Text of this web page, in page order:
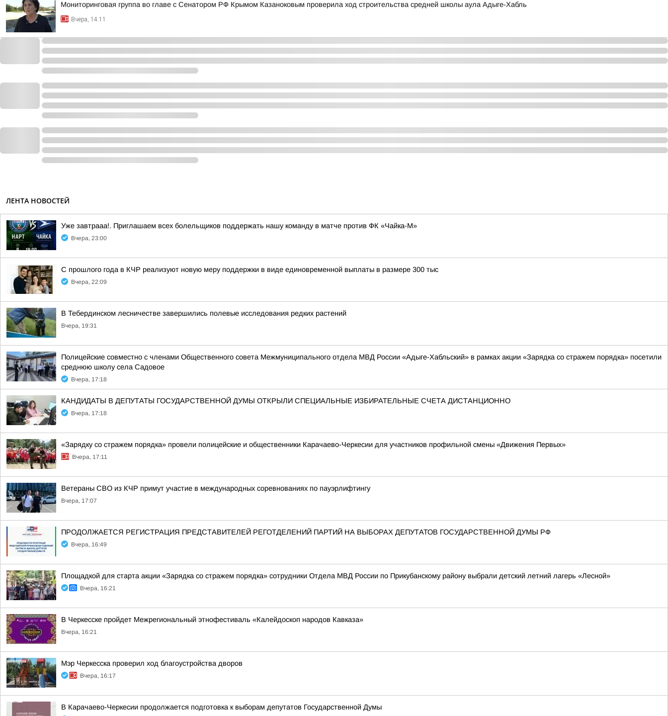
Мониторинговая группа во главе с Сенатором РФ Крымом Казаноковым проверила ход строительства средней школы аула Адыге-Хабль
Вчера, 14:11
ЛЕНТА НОВОСТЕЙ
Уже завтрааа!. Приглашаем всех болельщиков поддержать нашу команду в матче против ФК «Чайка-М»
Вчера, 23:00
С прошлого года в КЧР реализуют новую меру поддержки в виде единовременной выплаты в размере 300 тыс
Вчера, 22:09
В Тебердинском лесничестве завершились полевые исследования редких растений
Вчера, 19:31
Полицейские совместно с членами Общественного совета Межмуниципального отдела МВД России «Адыге-Хабльский» в рамках акции «Зарядка со стражем порядка» посетили
среднюю школу села Садовое
Вчера, 17:18
КАНДИДАТЫ В ДЕПУТАТЫ ГОСУДАРСТВЕННОЙ ДУМЫ ОТКРЫЛИ СПЕЦИАЛЬНЫЕ ИЗБИРАТЕЛЬНЫЕ СЧЕТА ДИСТАНЦИОННО
Вчера, 17:18
«Зарядку со стражем порядка» провели полицейские и общественники Карачаево-Черкесии для участников профильной смены «Движения Первых»
Вчера, 17:11
Ветераны СВО из КЧР примут участие в международных соревнованиях по пауэрлифтингу
Вчера, 17:07
ПРОДОЛЖАЕТСЯ РЕГИСТРАЦИЯ ПРЕДСТАВИТЕЛЕЙ РЕГОТДЕЛЕНИЙ ПАРТИЙ НА ВЫБОРАХ ДЕПУТАТОВ ГОСУДАРСТВЕННОЙ ДУМЫ РФ
Вчера, 16:49
Площадкой для старта акции «Зарядка со стражем порядка» сотрудники Отдела МВД России по Прикубанскому району выбрали детский летний лагерь «Лесной»
Вчера, 16:21
В Черкесске пройдет Межрегиональный этнофестиваль «Калейдоскоп народов Кавказа»
Вчера, 16:21
Мэр Черкесска проверил ход благоустройства дворов
Вчера, 16:17
В Карачаево-Черкесии продолжается подготовка к выборам депутатов Государственной Думы